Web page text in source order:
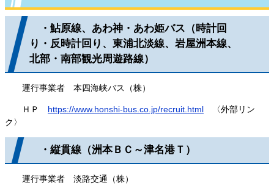
・鮎原線、あわ神・あわ姫バス（時計回
り・反時計回り、東浦北淡線、岩屋洲本線、
北部・南部観光周遊路線）
運行事業者 本四海峡バス（株）
ＨＰ https://www.honshi-bus.co.jp/recruit.html 〈外部リン
ク〉
・縦貫線（洲本ＢＣ～津名港Ｔ）
運行事業者 淡路交通（株）